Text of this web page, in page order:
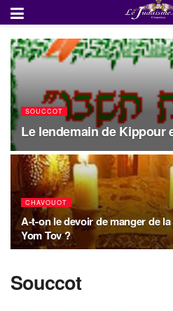
SOUCCOT
Le lendemain de Kippour
CHAVOUOT
A-t-on le devoir de manger de
Yom Tov ?
Souccot